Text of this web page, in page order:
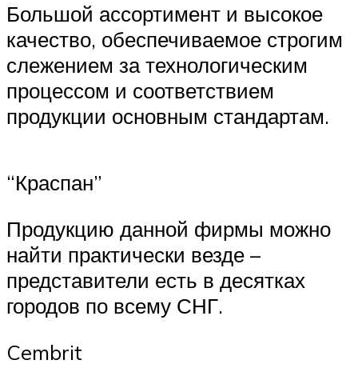
Большой ассортимент и высокое
качество, обеспечиваемое строгим
слежением за технологическим
процессом и соответствием
продукции основным стандартам.
“Краспан”
Продукцию данной фирмы можно
найти практически везде –
представители есть в десятках
городов по всему СНГ.
Cembrit